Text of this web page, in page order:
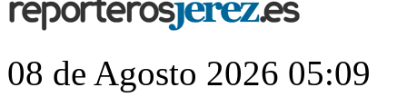
08 de Agosto 2026 05:09